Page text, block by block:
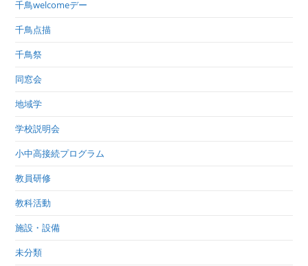
千鳥welcomeデー
千鳥点描
千鳥祭
同窓会
地域学
学校説明会
小中高接続プログラム
教員研修
教科活動
施設・設備
未分類